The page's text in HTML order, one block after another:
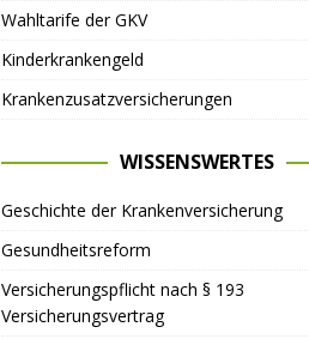
Wahltarife der GKV
Kinderkrankengeld
Krankenzusatzversicherungen
WISSENSWERTES
Geschichte der Krankenversicherung
Gesundheitsreform
Versicherungspflicht nach § 193
Versicherungsvertrag